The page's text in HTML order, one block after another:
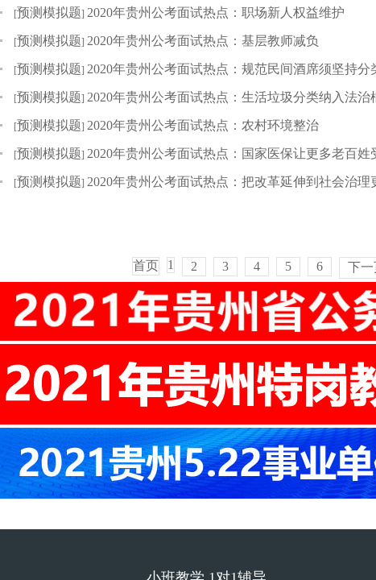
[预测模拟题] 2020年贵州公考面试热点：职场新人权益维护
[预测模拟题] 2020年贵州公考面试热点：基层教师减负
[预测模拟题] 2020年贵州公考面试热点：规范民间酒席须坚持分
[预测模拟题] 2020年贵州公考面试热点：生活垃圾分类纳入法治
[预测模拟题] 2020年贵州公考面试热点：农村环境整治
[预测模拟题] 2020年贵州公考面试热点：国家医保让更多老百姓
[预测模拟题] 2020年贵州公考面试热点：把改革延伸到社会治理
首页 1 2 3 4 5 6 下一